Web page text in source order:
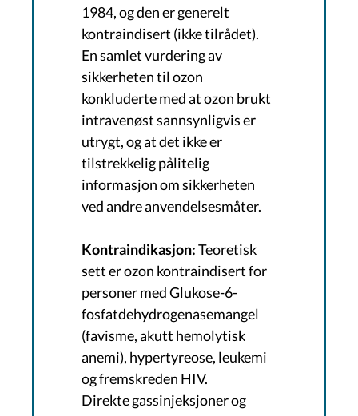
1984, og den er generelt
kontraindisert (ikke tilrådet).
En samlet vurdering av
sikkerheten til ozon
konkluderte med at ozon brukt
intravenøst sannsynligvis er
utrygt, og at det ikke er
tilstrekkelig pålitelig
informasjon om sikkerheten
ved andre anvendelsesmåter.
Kontraindikasjon:Teoretisk
sett er ozon kontraindisert for
personer med Glukose-6-
fosfatdehydrogenasemangel
(favisme, akutt hemolytisk
anemi), hypertyreose, leukemi
og fremskreden HIV.
Direkte gassinjeksjoner og